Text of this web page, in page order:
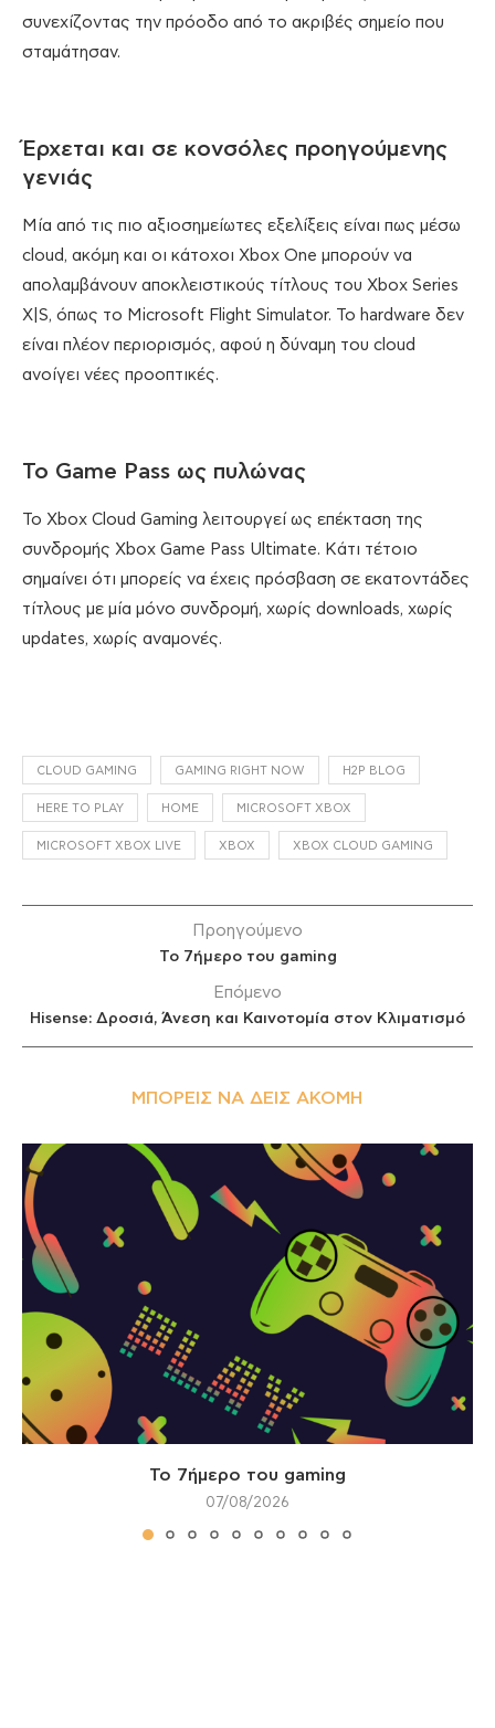
συνεχίζοντας την πρόοδο από το ακριβές σημείο που
σταμάτησαν.
Έρχεται και σε κονσόλες προηγούμενης
γενιάς
Μία από τις πιο αξιοσημείωτες εξελίξεις είναι πως μέσω
cloud, ακόμη και οι κάτοχοι Xbox One μπορούν να
απολαμβάνουν αποκλειστικούς τίτλους του Xbox Series
X|S, όπως το Microsoft Flight Simulator. Το hardware δεν
είναι πλέον περιορισμός, αφού η δύναμη του cloud
ανοίγει νέες προοπτικές.
Το Game Pass ως πυλώνας
Το Xbox Cloud Gaming λειτουργεί ως επέκταση της
συνδρομής Xbox Game Pass Ultimate. Κάτι τέτοιο
σημαίνει ότι μπορείς να έχεις πρόσβαση σε εκατοντάδες
τίτλους με μία μόνο συνδρομή, χωρίς downloads, χωρίς
updates, χωρίς αναμονές.
CLOUD GAMING GAMING RIGHT NOW H2P BLOG
HERE TO PLAY HOME MICROSOFT XBOX
MICROSOFT XBOX LIVE XBOX XBOX CLOUD GAMING
Προηγούμενο
Το 7ήμερο του gaming
Επόμενο
Hisense: Δροσιά, Άνεση και Καινοτομία στον Κλιματισμό
ΜΠΟΡΕΊΣ ΝΑ ΔΕΙΣ ΑΚΌΜΗ
Το 7ήμερο του gaming
07/08/2026